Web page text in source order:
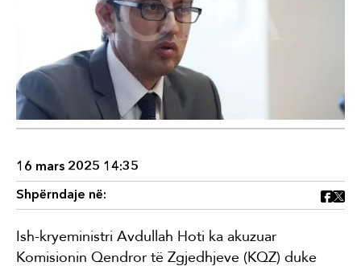
16 mars 2025 14:35
Shpërndaje në:
Ish-kryeministri Avdullah Hoti ka akuzuar
Komisionin Qendror të Zgjedhjeve (KQZ) duke